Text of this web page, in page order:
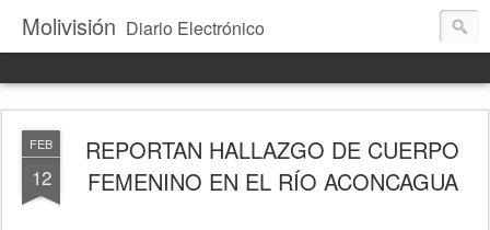
Molivisión Diario Electrónico
FEB
12
REPORTAN HALLAZGO DE CUERPO
FEMENINO EN EL RÍO ACONCAGUA